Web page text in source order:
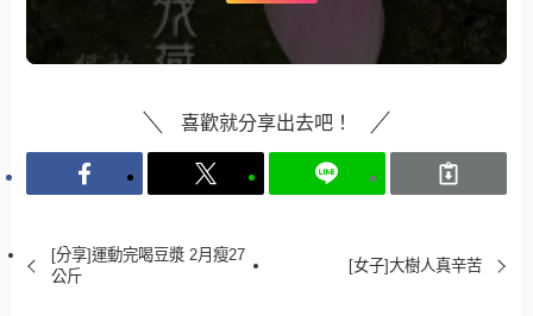
喜歡就分享出去吧！
[分享]運動完喝豆漿 2月瘦27
公斤
[女子]大樹人真辛苦